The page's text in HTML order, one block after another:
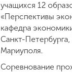
учащихся 12
«Перспективы
кафедра
Санкт-
Мариуполя.
Соревнование